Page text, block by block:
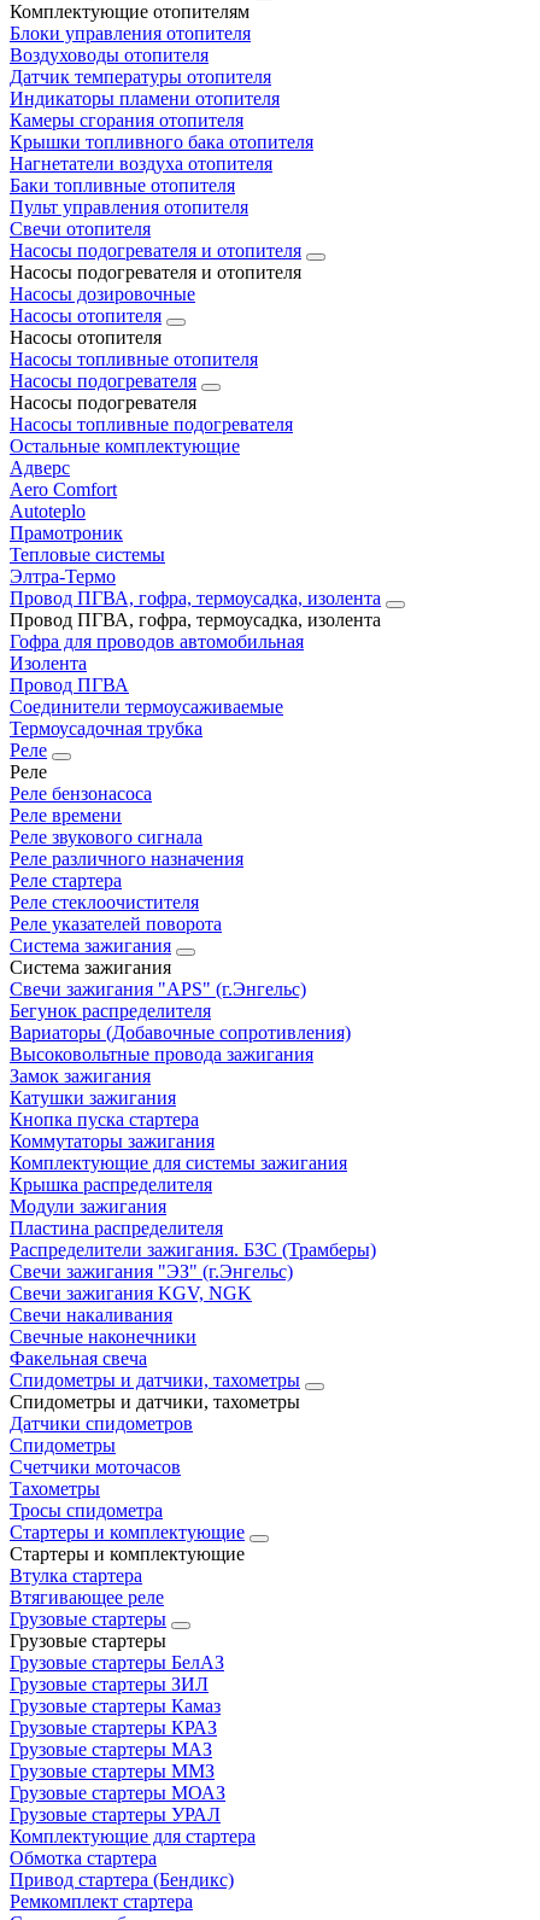
Комплектующие отопителям
Блоки управления отопителя
Воздуховоды отопителя
Датчик температуры отопителя
Индикаторы пламени отопителя
Камеры сгорания отопителя
Крышки топливного бака отопителя
Нагнетатели воздуха отопителя
Баки топливные отопителя
Пульт управления отопителя
Свечи отопителя
Насосы подогревателя и отопителя
Насосы подогревателя и отопителя
Насосы дозировочные
Насосы отопителя
Насосы отопителя
Насосы топливные отопителя
Насосы подогревателя
Насосы подогревателя
Насосы топливные подогревателя
Остальные комплектующие
Адверс
Aero Comfort
Autoteplo
Прамотроник
Тепловые системы
Элтра-Термо
Провод ПГВА, гофра, термоусадка, изолента
Провод ПГВА, гофра, термоусадка, изолента
Гофра для проводов автомобильная
Изолента
Провод ПГВА
Соединители термоусаживаемые
Термоусадочная трубка
Реле
Реле
Реле бензонасоса
Реле времени
Реле звукового сигнала
Реле различного назначения
Реле стартера
Реле стеклоочистителя
Реле указателей поворота
Система зажигания
Система зажигания
Свечи зажигания "APS" (г.Энгельс)
Бегунок распределителя
Вариаторы (Добавочные сопротивления)
Высоковольтные провода зажигания
Замок зажигания
Катушки зажигания
Кнопка пуска стартера
Коммутаторы зажигания
Комплектующие для системы зажигания
Крышка распределителя
Модули зажигания
Пластина распределителя
Распределители зажигания. БЗС (Трамберы)
Свечи зажигания "ЭЗ" (г.Энгельс)
Свечи зажигания KGV, NGK
Свечи накаливания
Свечные наконечники
Факельная свеча
Спидометры и датчики, тахометры
Спидометры и датчики, тахометры
Датчики спидометров
Спидометры
Счетчики моточасов
Тахометры
Тросы спидометра
Стартеры и комплектующие
Стартеры и комплектующие
Втулка стартера
Втягивающее реле
Грузовые стартеры
Грузовые стартеры
Грузовые стартеры БелАЗ
Грузовые стартеры ЗИЛ
Грузовые стартеры Камаз
Грузовые стартеры КРАЗ
Грузовые стартеры МАЗ
Грузовые стартеры ММЗ
Грузовые стартеры МОАЗ
Грузовые стартеры УРАЛ
Комплектующие для стартера
Обмотка стартера
Привод стартера (Бендикс)
Ремкомплект стартера